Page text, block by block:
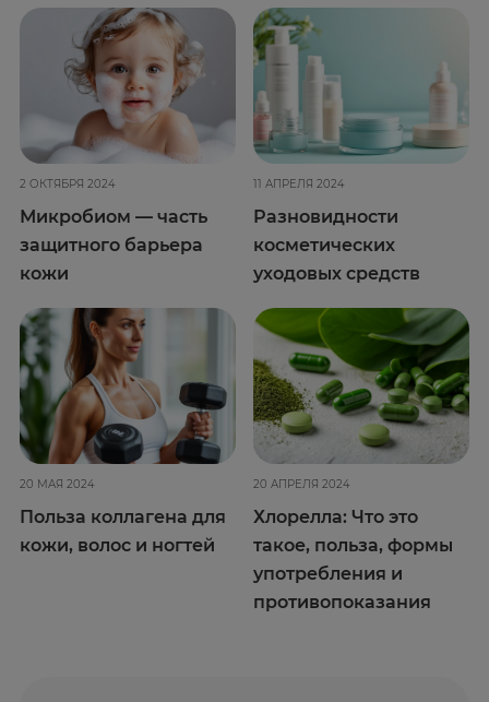
2 ОКТЯБРЯ 2024
Микробиом — часть
защитного барьера
кожи
11 АПРЕЛЯ 2024
Разновидности
косметических
уходовых средств
20 МАЯ 2024
Польза коллагена для
кожи, волос и ногтей
20 АПРЕЛЯ 2024
Хлорелла: Что это
такое, польза, формы
употребления и
противопоказания